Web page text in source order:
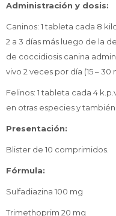
Administración y dosis:
Caninos: 1 tableta cada 8
2 a 3 días más luego de la
de coccidiosis canina
vivo 2 veces por día (15 – 30
Felinos: 1 tableta cada 4
en otras especies y
Presentación:
Blister de 10 comprimidos.
Fórmula:
Sulfadiazina 100 mg
Trimethoprim 20 mg